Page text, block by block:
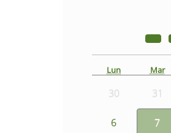
Lun Mar
30 31
6 7